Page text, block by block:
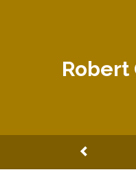
Robert